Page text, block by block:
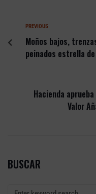
PREVIOUS
Moños bajos,
peinados estrella
Hacienda
Valor
BUSCAR